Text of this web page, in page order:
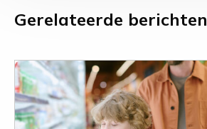
Gerelateerde berichten
Leer
meer
over
Eerste